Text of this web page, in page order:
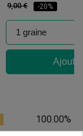
9,00 € -20%
100.00%